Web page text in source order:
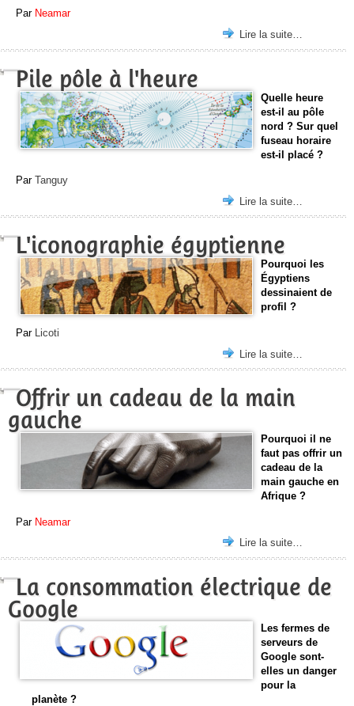
Par Neamar
Lire la suite…
Pile pôle à l'heure
Quelle heure
est-il au pôle
nord ? Sur quel
fuseau horaire
est-il placé ?
Par Tanguy
Lire la suite…
L'iconographie égyptienne
Pourquoi les
Égyptiens
dessinaient de
profil ?
Par
Licoti
Lire la suite…
Offrir un cadeau de la main
gauche
Pourquoi il ne
faut pas offrir un
cadeau de la
main gauche en
Afrique ?
Par Neamar
Lire la suite…
La consommation électrique de
Google
Les fermes de
serveurs de
Google sont-
elles un danger
pour la
planète ?